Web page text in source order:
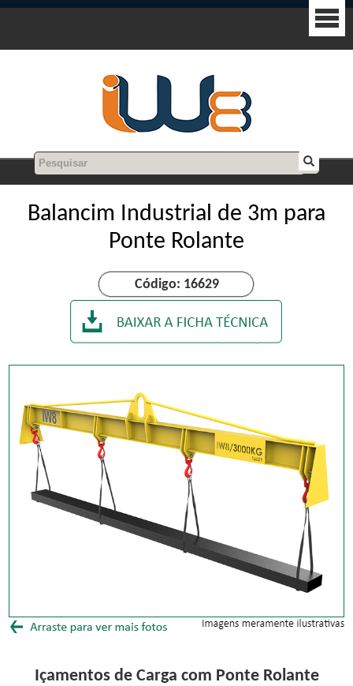
Balancim Industrial de 3m para
Ponte Rolante
Código: 16629
Içamentos de Carga com Ponte Rolante